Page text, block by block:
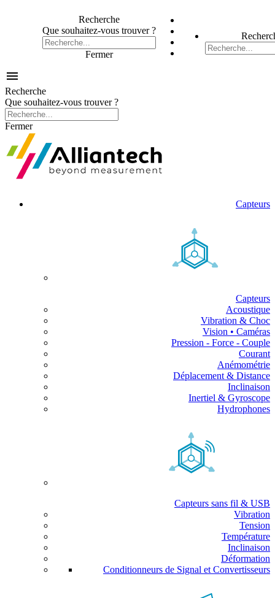
Recherche
Que souhaitez-vous trouver ?
Fermer

Recherche
Que souhaitez-vous trouver ?
Fermer
Capteurs
Capteurs
Acoustique
Vibration & Choc
Vision • Caméras
Pression - Force - Couple
Courant
Anémométrie
Déplacement & Distance
Inclinaison
Inertiel & Gyroscope
Hydrophones
Capteurs sans fil & USB
Vibration
Tension
Température
Inclinaison
Déformation
Conditionneurs de Signal et Convertisseurs